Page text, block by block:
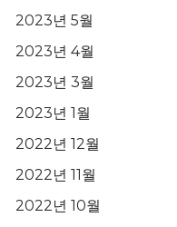
2023년 5월
2023년 4월
2023년 3월
2023년 1월
2022년 12월
2022년 11월
2022년 10월